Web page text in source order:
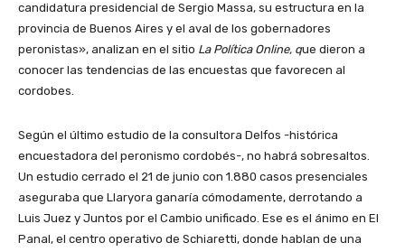
candidatura presidencial de Sergio Massa, su estructura en la
provincia de Buenos Aires y el aval de los gobernadores
peronistas», analizan en el sitio La Política Online, que dieron a
conocer las tendencias de las encuestas que favorecen al
cordobes.
Según el último estudio de la consultora Delfos -histórica
encuestadora del peronismo cordobés-, no habrá sobresaltos.
Un estudio cerrado el 21 de junio con 1.880 casos presenciales
aseguraba que Llaryora ganaría cómodamente, derrotando a
Luis Juez y Juntos por el Cambio unificado. Ese es el ánimo en El
Panal, el centro operativo de Schiaretti, donde hablan de una